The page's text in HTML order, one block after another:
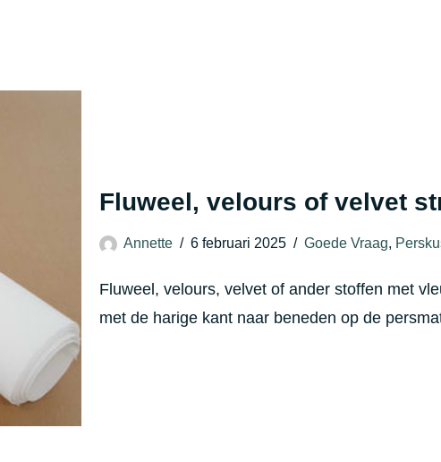
Fluweel, velours of velvet
Annette 6 februari 2025 Goede Vraag,
Fluweel, velours, velvet of ander stoffen met
met de harige kant naar beneden op de